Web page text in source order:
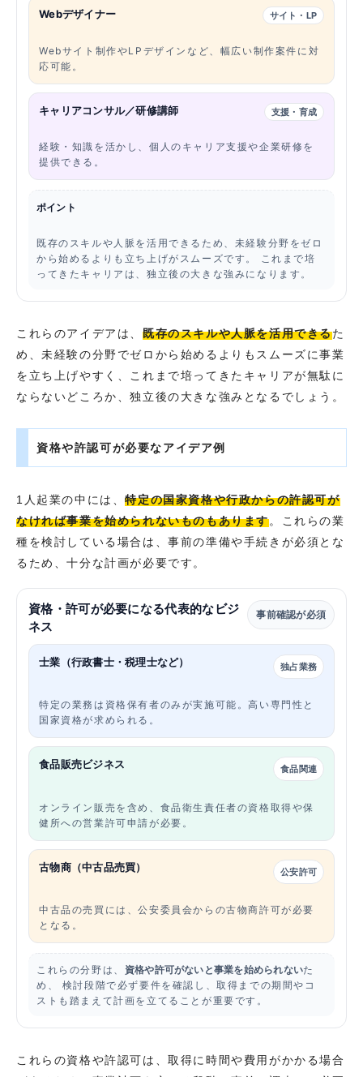
Webデザイナー サイト・LP
Webサイト制作やLPデザインなど、幅広い制作案件に対
応可能。
キャリアコンサル／研修講師 支援・育成
経験・知識を活かし、個人のキャリア支援や企業研修を
提供できる。
ポイント
既存のスキルや人脈を活用できるため、未経験分野をゼロ
から始めるよりも立ち上げがスムーズです。 これまで培
ってきたキャリアは、独立後の大きな強みになります。
これらのアイデアは、 既存のスキルや人脈を活用できるた
め、未経験の分野でゼロから始めるよりもスムーズに事業
を立ち上げやすく、これまで培ってきたキャリアが無駄に
ならないどころか、独立後の大きな強みとなるでしょう。
資格や許認可が必要なアイデア例
1人起業の中には、特定の国家資格や行政からの許認可が
なければ事業を始められないものもあります。これらの業
種を検討している場合は、事前の準備や手続きが必須とな
るため、十分な計画が必要です。
資格・許可が必要になる代表的なビジ
ネス
事前確認が必須
士業（行政書士・税理士など） 独占業務
特定の業務は資格保有者のみが実施可能。高い専門性と
国家資格が求められる。
食品販売ビジネス 食品関連
オンライン販売を含め、食品衛生責任者の資格取得や保
健所への営業許可申請が必要。
古物商（中古品売買） 公安許可
中古品の売買には、公安委員会からの古物商許可が必要
となる。
これらの分野は、 資格や許可がないと事業を始められないた
め、 検討段階で必ず要件を確認し、取得までの期間やコ
ストも踏まえて計画を立てることが重要です。
これらの資格や許認可は、取得に時間や費用がかかる場合